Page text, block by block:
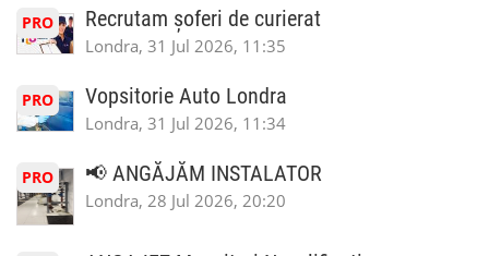
PRO Recrutam șoferi de curierat
Londra, 31 Jul 2026, 11:35
PRO Vopsitorie Auto Londra
Londra, 31 Jul 2026, 11:34
PRO 📢 ANGĂJĂM INSTALATOR
Londra, 28 Jul 2026, 20:20